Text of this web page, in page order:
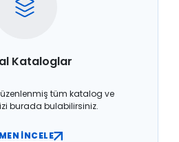
Kataloglar
tüm katalog ve
burada bulabilirsiniz.
İNCELE